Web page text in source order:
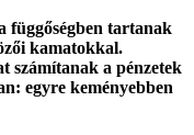
függőségben tartanak
kamatokkal.
számítanak a pénzetek
egyre keményebben